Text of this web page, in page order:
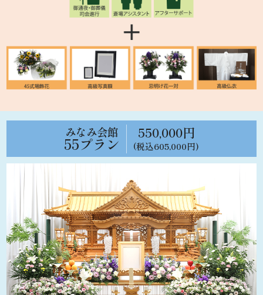
みなみ会館
55プラン
550,000円
(税込605,000円)